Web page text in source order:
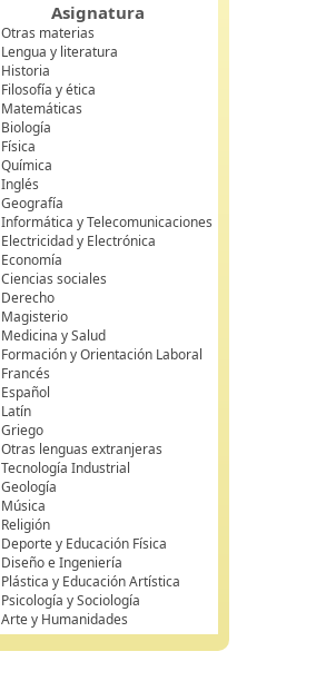
Asignatura
Otras materias
Lengua y literatura
Historia
Filosofía y ética
Matemáticas
Biología
Física
Química
Inglés
Geografía
Informática y Telecomunicaciones
Electricidad y Electrónica
Economía
Ciencias sociales
Derecho
Magisterio
Medicina y Salud
Formación y Orientación Laboral
Francés
Español
Latín
Griego
Otras lenguas extranjeras
Tecnología Industrial
Geología
Música
Religión
Deporte y Educación Física
Diseño e Ingeniería
Plástica y Educación Artística
Psicología y Sociología
Arte y Humanidades